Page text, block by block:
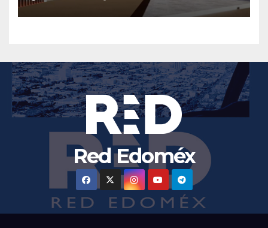
PARA FORTALECER LA
SEGURIDAD
Red Edoméx